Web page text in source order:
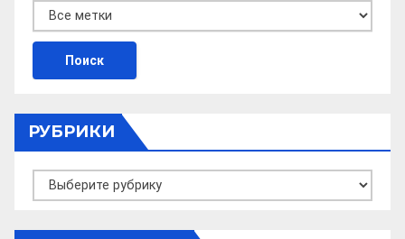
РУБРИКИ
Рубрики